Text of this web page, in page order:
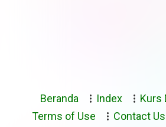
Beranda Index
Kurs
Terms of Use
Contact Us